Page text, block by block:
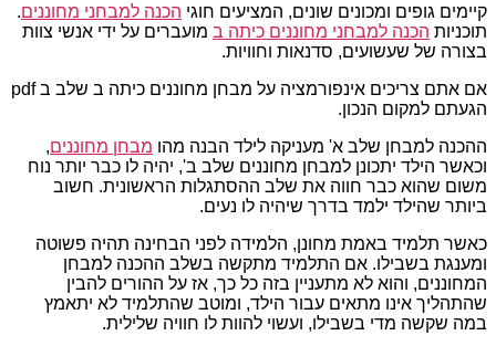
קיימים גופים ומכונים שונים, המציעים חוגי הכנה למבחני מחוננים.
תוכניות הכנה למבחני מחוננים כיתה ב מועברים על ידי אנשי צוות
בצורה של שעשועים, סדנאות וחוויות.
אם אתם צריכים אינפורמציה על מבחן מחוננים כיתה ב שלב ב pdf
הגעתם למקום הנכון.
ההכנה למבחן שלב א' מעניקה לילד הבנה מהו מבחן מחוננים,
וכאשר הילד יתכונן למבחן מחוננים שלב ב', יהיה לו כבר יותר נוח
משום שהוא כבר חווה את שלב ההסתגלות הראשונית. חשוב
ביותר שהילד ילמד בדרך שיהיה לו נעים.
כאשר תלמיד באמת מחונן, הלמידה לפני הבחינה תהיה פשוטה
ומענגת בשבילו. אם התלמיד מתקשה בשלב ההכנה למבחן
המחוננים, והוא לא מתעניין בזה כל כך, אז על ההורים להבין
שהתהליך אינו מתאים עבור הילד, ומוטב שהתלמיד לא יתאמץ
במה שקשה מדי בשבילו, ועשוי להוות לו חוויה שלילית.